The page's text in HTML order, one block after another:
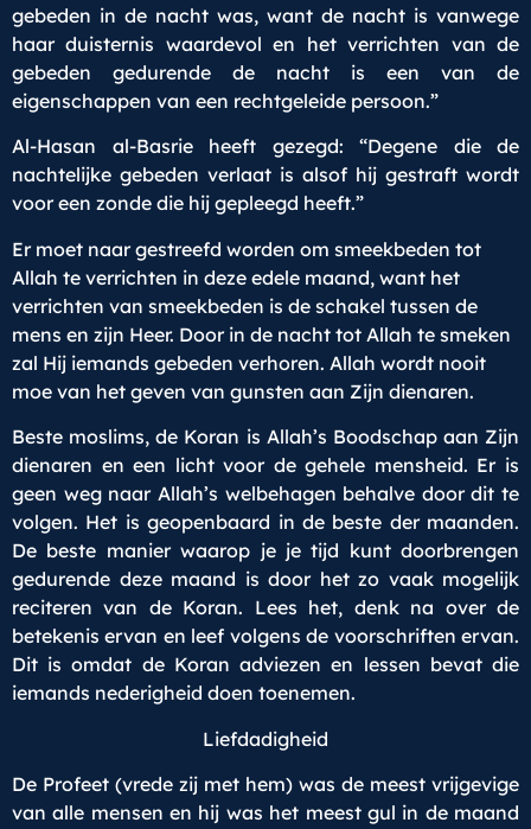
gebeden in de nacht was, want de nacht is vanwege
haar duisternis waardevol en het verrichten van de
gebeden gedurende de nacht is een van de
eigenschappen van een rechtgeleide persoon.”
Al-Hasan al-Basrie heeft gezegd: “Degene die de
nachtelijke gebeden verlaat is alsof hij gestraft wordt
voor een zonde die hij gepleegd heeft.”
Er moet naar gestreefd worden om smeekbeden tot
Allah te verrichten in deze edele maand, want het
verrichten van smeekbeden is de schakel tussen de
mens en zijn Heer. Door in de nacht tot Allah te smeken
zal Hij iemands gebeden verhoren. Allah wordt nooit
moe van het geven van gunsten aan Zijn dienaren.
Beste moslims, de Koran is Allah’s Boodschap aan Zijn
dienaren en een licht voor de gehele mensheid. Er is
geen weg naar Allah’s welbehagen behalve door dit te
volgen. Het is geopenbaard in de beste der maanden.
De beste manier waarop je je tijd kunt doorbrengen
gedurende deze maand is door het zo vaak mogelijk
reciteren van de Koran. Lees het, denk na over de
betekenis ervan en leef volgens de voorschriften ervan.
Dit is omdat de Koran adviezen en lessen bevat die
iemands nederigheid doen toenemen.
Liefdadigheid
De Profeet (vrede zij met hem) was de meest vrijgevige
van alle mensen en hij was het meest gul in de maand